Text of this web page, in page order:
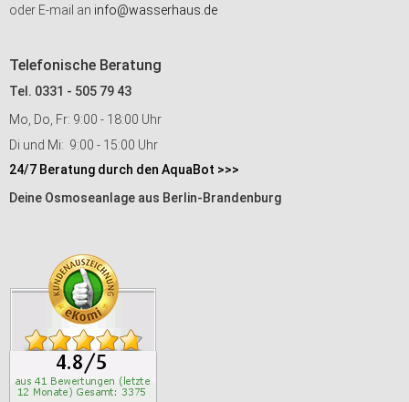
oder E-mail an info@wasserhaus.de
Telefonische Beratung
Tel. 0331 - 505 79 43
Mo, Do, Fr: 9:00 - 18:00 Uhr
Di und Mi: 9:00 - 15:00 Uhr
24/7 Beratung durch den AquaBot >>>
Deine Osmoseanlage aus Berlin-Brandenburg